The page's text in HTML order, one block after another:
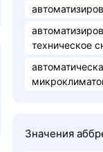
техническое
Значения